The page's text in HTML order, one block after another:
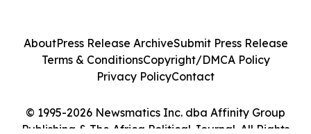
© 1995-2026 Newsmatics Inc. dba Affinity Group
Publishing & The Africa Political Journal. All Rights
AboutPress Release ArchiveSubmit Press Release
Terms & ConditionsCopyright/DMCA Policy
Privacy PolicyContact